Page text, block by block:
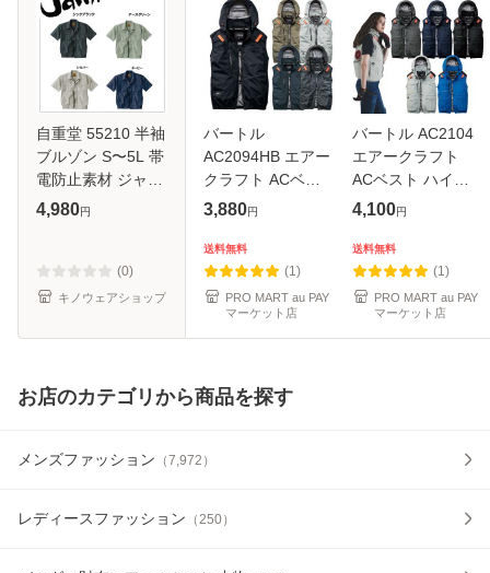
自重堂 55210 半袖
ブルゾン S〜5L 帯
電防止素材 ジャウ
ィン Jawin (社名ネ
4,980円
(0)
キノウェアショップ
バートル
AC2094HB エアー
クラフト ACベス
ト ハイバックファ
応 遮熱 撥水 空調
服 ベスト BURTLE
2026 SS 新作
3,880円
送料無料
(1)
PRO MART au PAY
マーケット店
バートル AC2104
エアークラフト
ACベスト ハイバ
ックファン フルハ
熱-15℃ 撥水 空調
服 ナイロン
BURTLE 2026 SS
新作
4,100円
送料無料
(1)
PRO MART au PAY
マーケット店
お店のカテゴリから商品を探す
メンズファッション （7,972 ）
レディースファッション （250）